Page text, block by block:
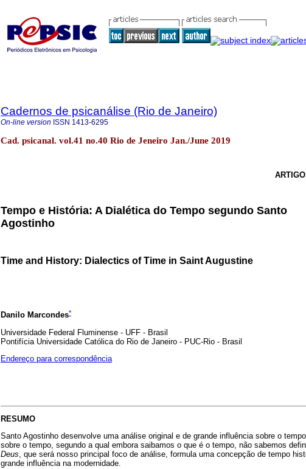
Cadernos de psicanálise (Rio de Janeiro)
On-line version ISSN 1413-6295
Cad. psicanal. vol.41 no.40 Rio de Jeneiro Jan./June 2019
Tempo e História: A Dialética do Tempo segundo Santo
Agostinho
Time and History: Dialectics of Time in Saint Augustine
Danilo Marcondes*
Universidade Federal Fluminense - UFF - Brasil
Pontifícia Universidade Católica do Rio de Janeiro - PUC-Rio - Brasil
Endereço para correspondência
RESUMO
Santo Agostinho desenvolve uma análise original e de grande influência sobre o
sobre o tempo, segundo a qual embora saibamos o que é o tempo, não sabemos
Deus, que será nosso principal foco de análise, formula uma concepção de tempo
grande influência na modernidade.